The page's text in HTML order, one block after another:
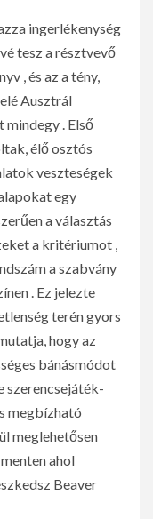
ingerlékenység
tesz a résztvevő
, és az a tény,
Ausztrál
. Első
élő osztós
veszteségek
egy
a választás
a kritériumot ,
a szabvány
. Ez jelezte
terén gyors
hogy az
bánásmódot
szerencsejáték-
megbízható
meglehetősen
ahol
Beaver